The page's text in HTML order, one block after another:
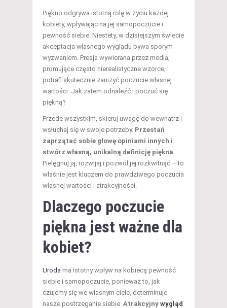
Piękno odgrywa istotną rolę w życiu każdej
kobiety, wpływając na jej samopoczucie i
pewność siebie. Niestety, w dzisiejszym świecie
akceptacja własnego wyglądu bywa sporym
wyzwaniem. Presja wywierana przez media,
promujące często nierealistyczne wzorce,
potrafi skutecznie zaniżyć poczucie własnej
wartości. Jak zatem odnaleźć i poczuć się
piękną?
Przede wszystkim, skieruj uwagę do wewnątrz i
wsłuchaj się w swoje potrzeby. Przestań
zaprzątać sobie głowę opiniami innych i
stwórz własną, unikalną definicję piękna.
Pielęgnuj ją, rozwijaj i pozwól jej rozkwitnąć – to
właśnie jest kluczem do prawdziwego poczucia
własnej wartości i atrakcyjności.
Dlaczego poczucie
piękna jest ważne dla
kobiet?
Uroda ma istotny wpływ na kobiecą pewność
siebie i samopoczucie, ponieważ to, jak
czujemy się we własnym ciele, determinuje
nasze postrzeganie siebie. Atrakcyjny wygląd